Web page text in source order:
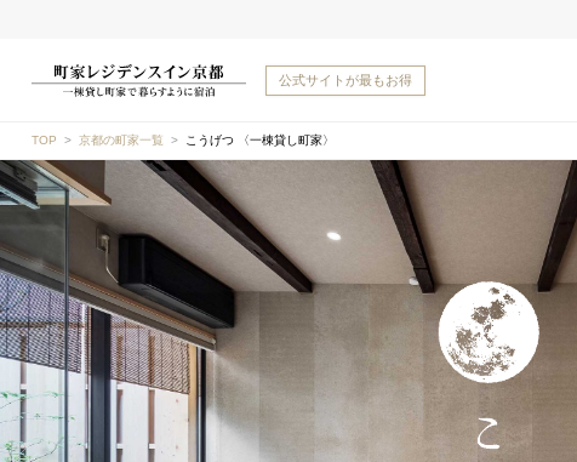
公式サイトが最もお得
TOP 京都の町家一覧 こうげつ 〈一棟貸し町家〉